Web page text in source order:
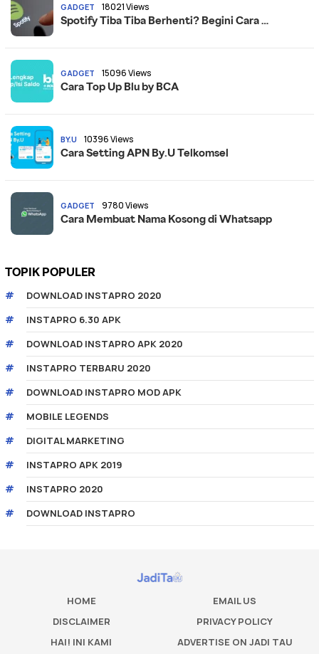
GADGET 18021 Views
Spotify Tiba Tiba Berhenti? Begini Cara …
GADGET 15096 Views
Cara Top Up Blu by BCA
BY.U 10396 Views
Cara Setting APN By.U Telkomsel
GADGET 9780 Views
Cara Membuat Nama Kosong di Whatsapp
TOPIK POPULER
DOWNLOAD INSTAPRO 2020
INSTAPRO 6.30 APK
DOWNLOAD INSTAPRO APK 2020
INSTAPRO TERBARU 2020
DOWNLOAD INSTAPRO MOD APK
MOBILE LEGENDS
DIGITAL MARKETING
INSTAPRO APK 2019
INSTAPRO 2020
DOWNLOAD INSTAPRO
HOME
EMAIL US
DISCLAIMER
PRIVACY POLICY
HAI! INI KAMI
ADVERTISE ON JADI TAU